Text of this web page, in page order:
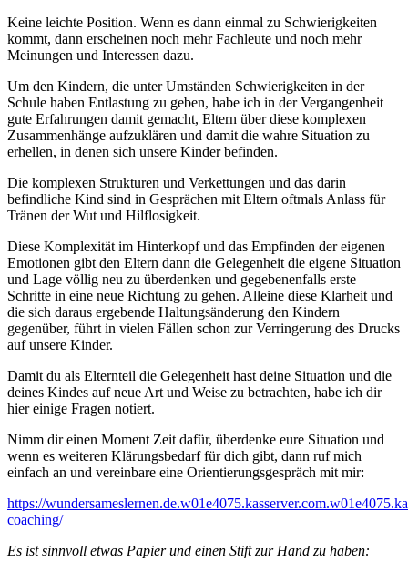
Keine leichte Position. Wenn es dann einmal zu Schwierigkeiten
kommt, dann erscheinen noch mehr Fachleute und noch mehr
Meinungen und Interessen dazu.
Um den Kindern, die unter Umständen Schwierigkeiten in der
Schule haben Entlastung zu geben, habe ich in der Vergangenheit
gute Erfahrungen damit gemacht, Eltern über diese komplexen
Zusammenhänge aufzuklären und damit die wahre Situation zu
erhellen, in denen sich unsere Kinder befinden.
Die komplexen Strukturen und Verkettungen und das darin
befindliche Kind sind in Gesprächen mit Eltern oftmals Anlass für
Tränen der Wut und Hilflosigkeit.
Diese Komplexität im Hinterkopf und das Empfinden der eigenen
Emotionen gibt den Eltern dann die Gelegenheit die eigene Situation
und Lage völlig neu zu überdenken und gegebenenfalls erste
Schritte in eine neue Richtung zu gehen. Alleine diese Klarheit und
die sich daraus ergebende Haltungsänderung den Kindern
gegenüber, führt in vielen Fällen schon zur Verringerung des Drucks
auf unsere Kinder.
Damit du als Elternteil die Gelegenheit hast deine Situation und die
deines Kindes auf neue Art und Weise zu betrachten, habe ich dir
hier einige Fragen notiert.
Nimm dir einen Moment Zeit dafür, überdenke eure Situation und
wenn es weiteren Klärungsbedarf für dich gibt, dann ruf mich
einfach an und vereinbare eine Orientierungsgespräch mit mir:
https://
coaching/
Es ist sinnvoll etwas Papier und einen Stift zur Hand zu haben: